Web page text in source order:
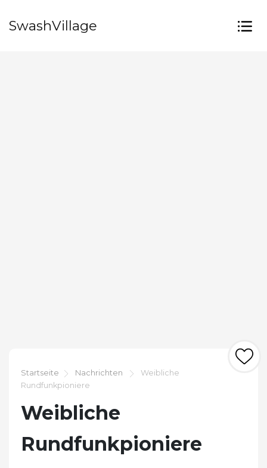
SwashVillage
Startseite Nachrichten
Weibliche
Rundfunkpioniere
Weibliche
Rundfunkpioniere